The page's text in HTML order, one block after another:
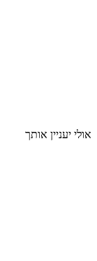
אולי יעניין אותך